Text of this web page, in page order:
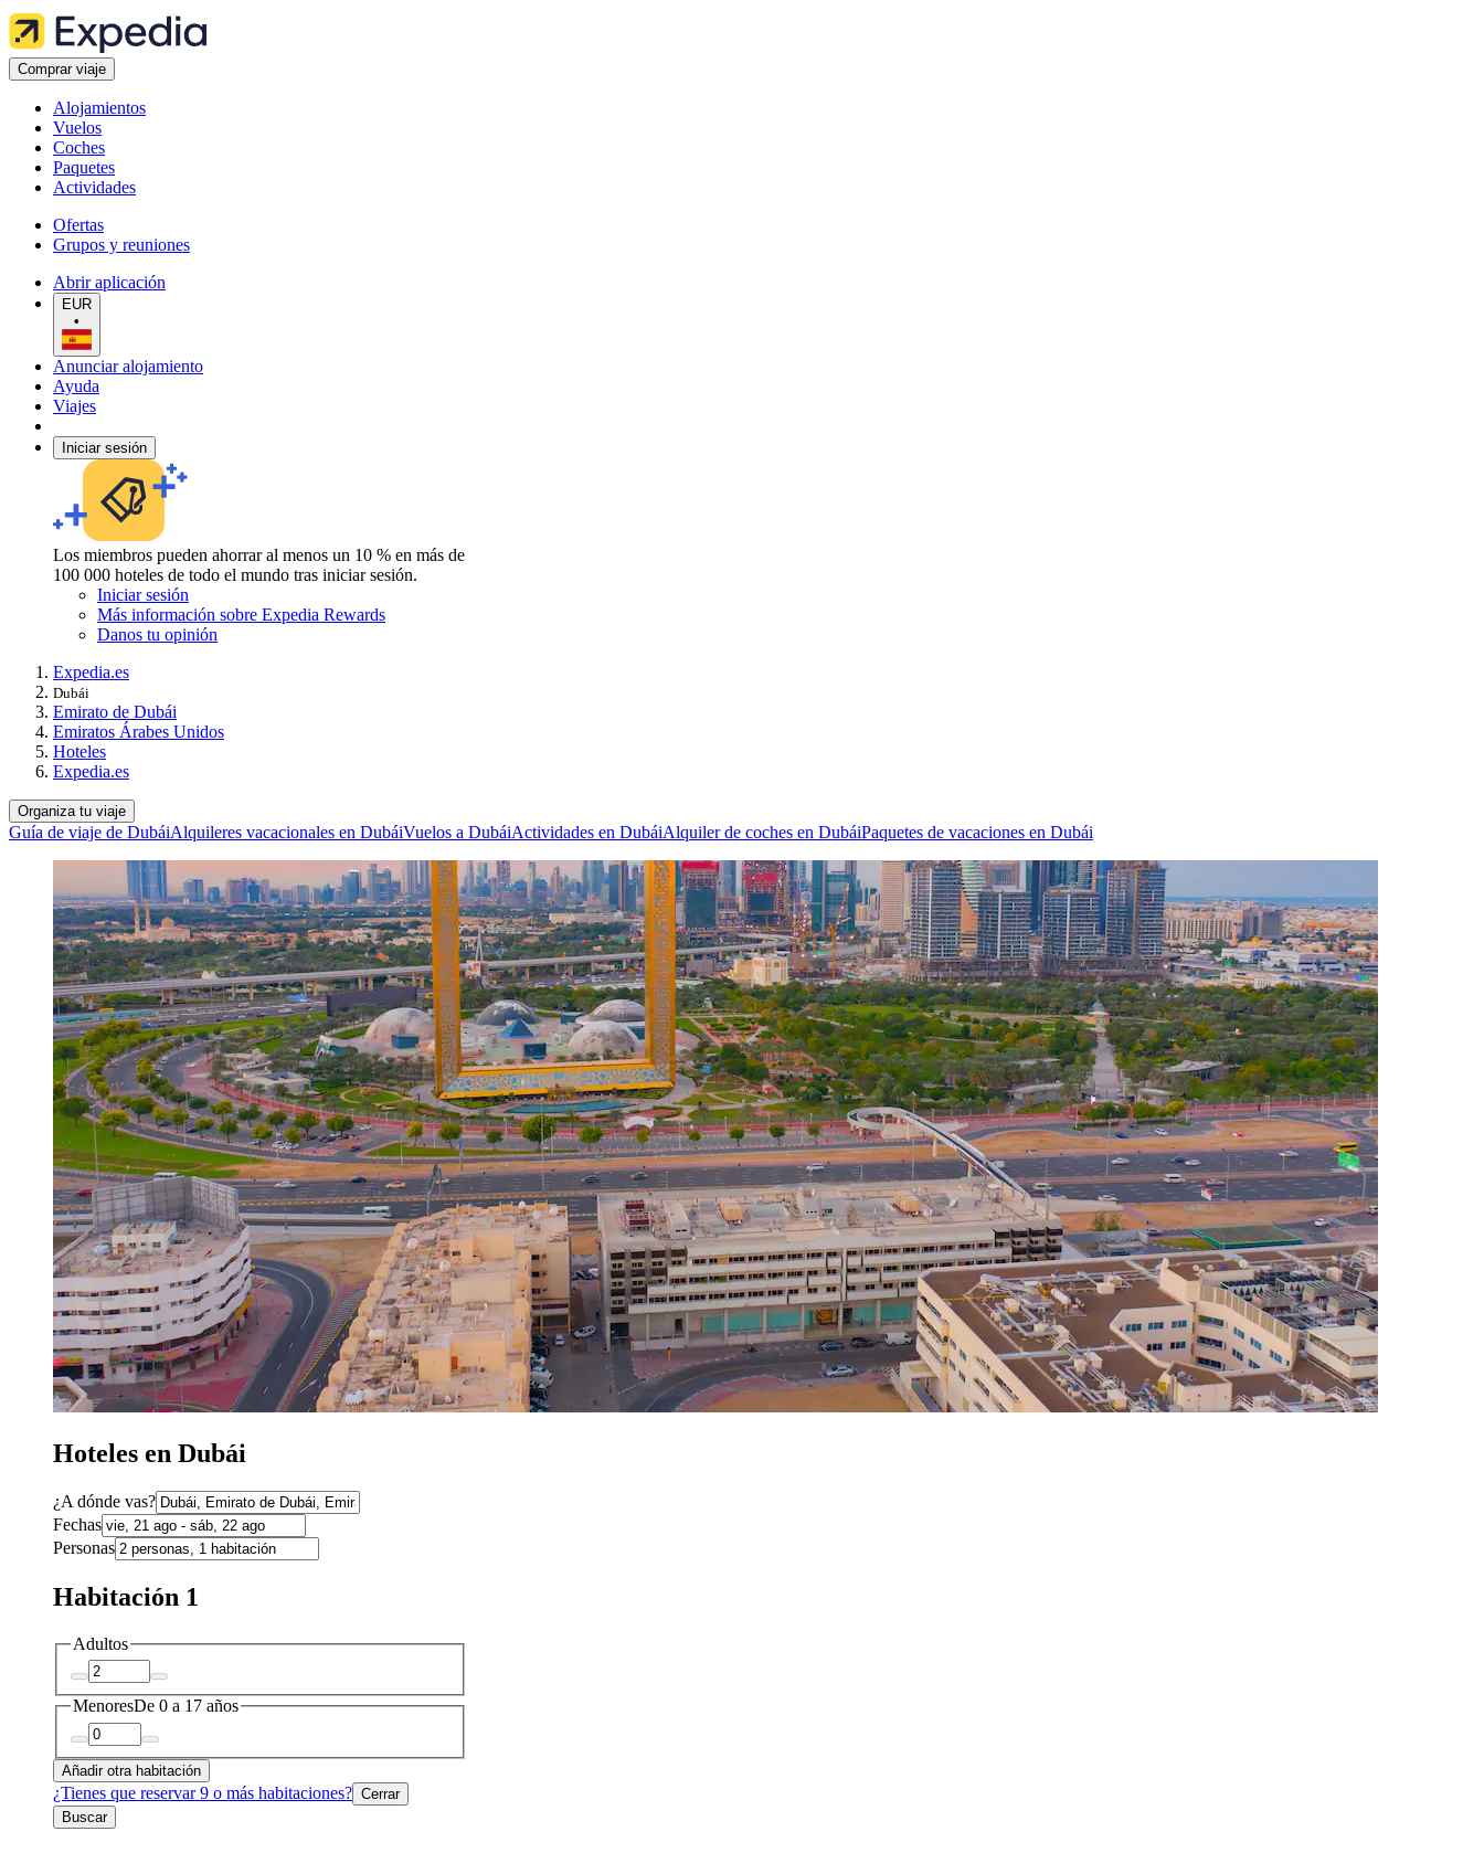
Comprar viaje
Alojamientos
Vuelos
Coches
Paquetes
Actividades
Ofertas
Grupos y reuniones
Abrir aplicación
EUR
•
Anunciar alojamiento
Ayuda
Viajes
Iniciar sesión
Los miembros pueden ahorrar al menos un 10 % en más de
100 000 hoteles de todo el mundo tras iniciar sesión.
Iniciar sesión
Más información sobre Expedia Rewards
Danos tu opinión
Expedia.es
Dubái
Emirato de Dubái
Emiratos Árabes Unidos
Hoteles
Expedia.es
Organiza tu viaje
Guía de viaje de DubáiAlquileres vacacionales en DubáiVuelos a DubáiActividades en DubáiAlquiler de coches en DubáiPaquetes de vacaciones en Dubái
Hoteles en Dubái
¿A dónde vas?
Fechas
Personas
Habitación 1
Adultos
MenoresDe 0 a 17 años
Añadir otra habitación
¿Tienes que reservar 9 o más habitaciones? Cerrar
Buscar